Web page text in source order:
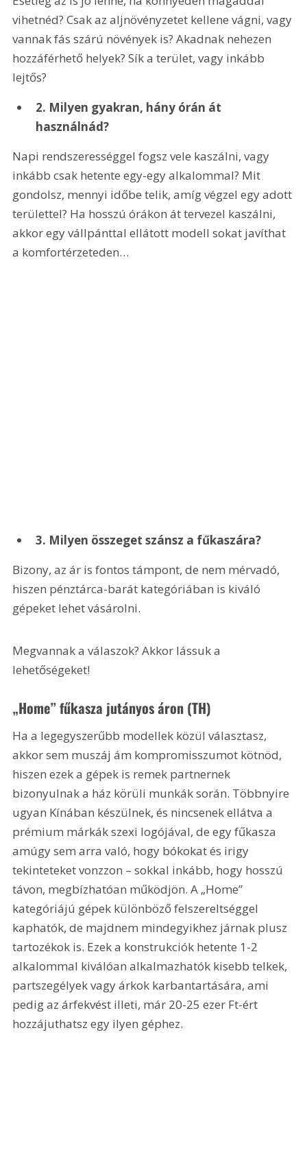
vihetnéd? Csak az aljnövényzetet kellene vágni, vagy
vannak fás szárú növények is? Akadnak nehezen
hozzáférhető helyek? Sík a terület, vagy inkább
lejtős?
2. Milyen gyakran, hány órán át
használnád?
Napi rendszerességgel fogsz vele kaszálni, vagy
inkább csak hetente egy-egy alkalommal? Mit
gondolsz, mennyi időbe telik, amíg végzel egy adott
területtel? Ha hosszú órákon át tervezel kaszálni,
akkor egy vállpánttal ellátott modell sokat javíthat
a komfortérzeteden…
3. Milyen összeget szánsz a fűkaszára?
Bizony, az ár is fontos támpont, de nem mérvadó,
hiszen pénztárca-barát kategóriában is kiváló
gépeket lehet vásárolni.
Megvannak a válaszok? Akkor lássuk a
lehetőségeket!
„Home” fűkasza jutányos áron (TH)
Ha a legegyszerűbb modellek közül választasz,
akkor sem muszáj ám kompromisszumot kötnöd,
hiszen ezek a gépek is remek partnernek
bizonyulnak a ház körüli munkák során. Többnyire
ugyan Kínában készülnek, és nincsenek ellátva a
prémium márkák szexi logójával, de egy fűkasza
amúgy sem arra való, hogy bókokat és irigy
tekinteteket vonzzon – sokkal inkább, hogy hosszú
távon, megbízhatóan működjön. A „Home”
kategóriájú gépek különböző felszereltséggel
kaphatók, de majdnem mindegyikhez járnak plusz
tartozékok is. Ezek a konstrukciók hetente 1-2
alkalommal kiválóan alkalmazhatók kisebb telkek,
partszegélyek vagy árkok karbantartására, ami
pedig az árfekvést illeti, már 20-25 ezer Ft-ért
hozzájuthatsz egy ilyen géphez.